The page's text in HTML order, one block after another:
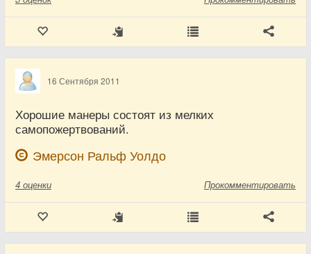
16 Сентября 2011
Хорошие манеры состоят из мелких
самопожертвований.
Эмерсон Ральф Уолдо
4 оценки Прокомментировать